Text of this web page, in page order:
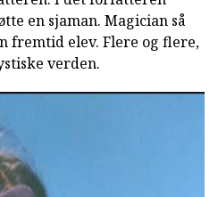
en sjaman. Magician så
fremtid elev. Flere og flere,
verden.